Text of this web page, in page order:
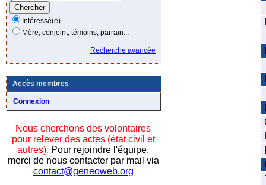
Intéressé(e)
Mère, conjoint, témoins, parrain...
Recherche avancée
Accès membres
Connexion
Nous cherchons des volontaires
pour relever des actes (état civil et
autres). Pour rejoindre l'équipe,
merci de nous contacter par mail via
contact@geneoweb.org